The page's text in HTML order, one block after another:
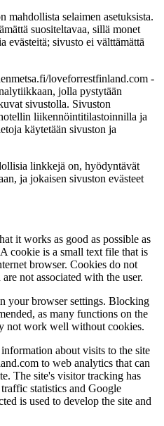
mahdollista selaimen asetuksista.
suositeltavaa, sillä monet
evästeitä; sivusto ei välttämättä
loveforrestfinland.com -
jolla pystytään
sivustolla. Sivuston
liikennöintitilastoinnilla ja
käytetään sivuston ja
linkkejä on, hyödyntävät
ja jokaisen sivuston evästeet
it works as good as possible as
cookie is a small text file that is
browser. Cookies do not
not associated with the user.
your browser settings. Blocking
as many functions on the
not work well without cookies.
about visits to the site
to web analytics that can
The site's visitor tracking has
statistics and Google
is used to develop the site and